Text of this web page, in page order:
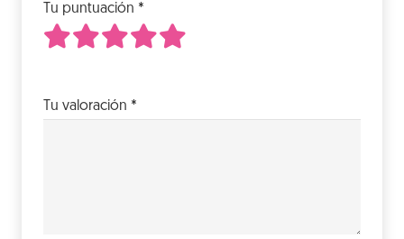
Tu puntuación *
Tu valoración *